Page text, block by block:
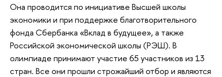
Она проводится по инициативе Высшей школы
экономики и при поддержке благотворительного
фонда Сбербанка «Вклад в будущее», а также
Российской экономической школы (РЭШ). В
олимпиаде принимают участие 65 участников из 13
стран. Все они прошли строжайший отбор и являются